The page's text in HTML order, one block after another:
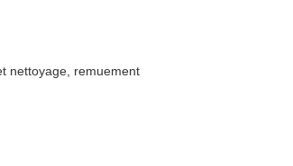
nettoyage, remuement